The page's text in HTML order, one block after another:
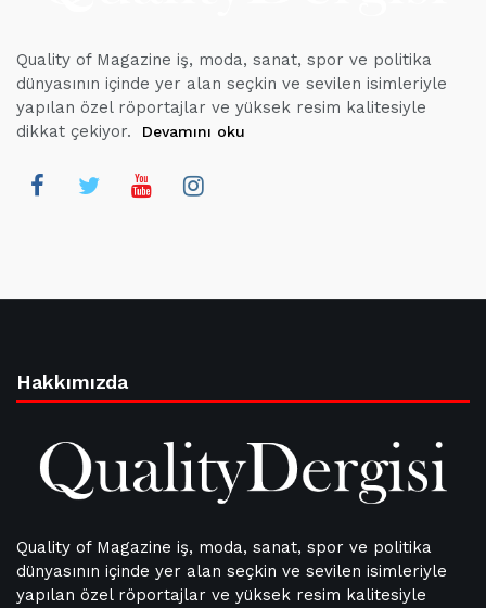
Quality of Magazine iş, moda, sanat, spor ve politika
dünyasının içinde yer alan seçkin ve sevilen isimleriyle
yapılan özel röportajlar ve yüksek resim kalitesiyle
dikkat çekiyor.
Devamını oku
Hakkımızda
Quality of Magazine iş, moda, sanat, spor ve politika
dünyasının içinde yer alan seçkin ve sevilen isimleriyle
yapılan özel röportajlar ve yüksek resim kalitesiyle